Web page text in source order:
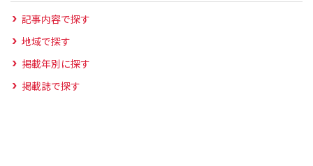
記事内容で探す
地域で探す
掲載年別に探す
掲載誌で探す